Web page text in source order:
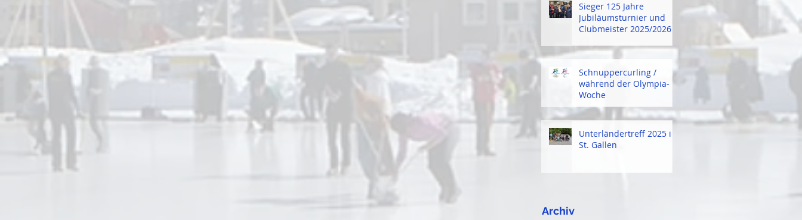
Sieger 125 Jahre
Jubiläumsturnier und
Clubmeister 2025/2026
Schnuppercurling /
während der Olympia-
Woche
Unterländertreff 2025 in
St. Gallen
Archiv